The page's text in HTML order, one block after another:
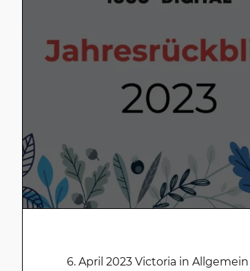
13. Dezember 2023 Victoria in
6. April 2023 Victoria in Allgemein